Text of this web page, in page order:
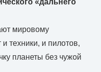
мировому
техники, и пилотов,
планеты без чужой